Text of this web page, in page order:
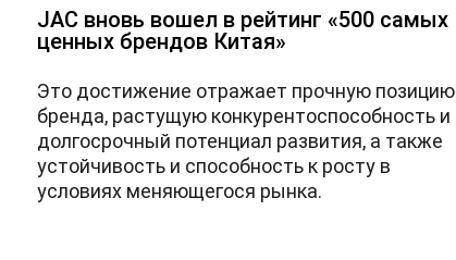
JAC вновь вошел в рейтинг «500 самых
ценных брендов Китая»
Это достижение отражает прочную позицию
бренда, растущую конкурентоспособность и
долгосрочный потенциал развития, а также
устойчивость и способность к росту в
условиях меняющегося рынка.